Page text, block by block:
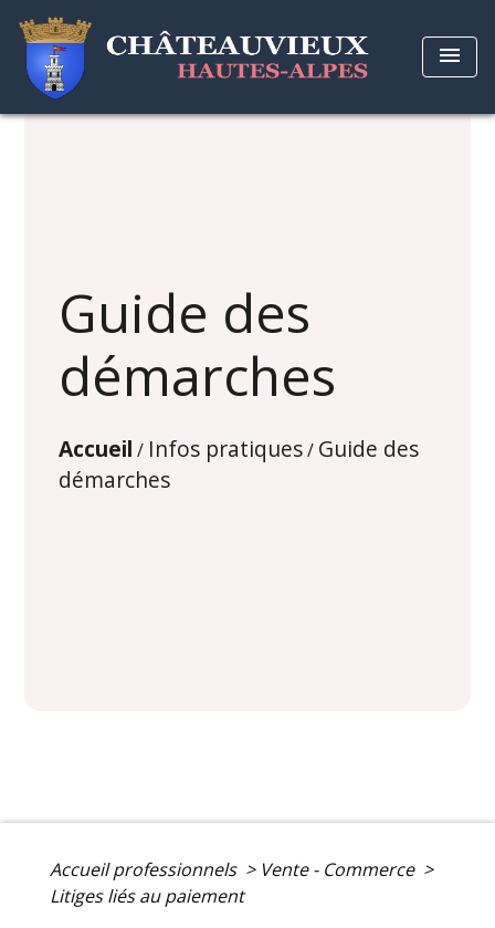
menu
Guide des
démarches
Accueil / Infos pratiques/ Guide des
démarches
Accueil professionnels > Vente - Commerce >
Litiges liés au paiement